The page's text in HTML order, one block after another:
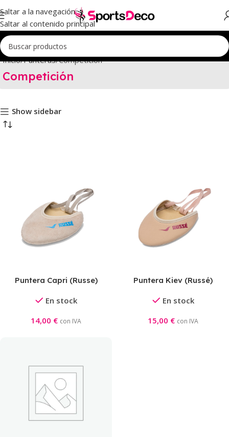
Saltar a la navegación
Saltar al contenido principal
Inicio Punteras Competición
Competición
Show sidebar
Puntera Capri (Russe)
En stock
14,00 € con IVA
Puntera Kiev (Russé)
En stock
15,00 € con IVA